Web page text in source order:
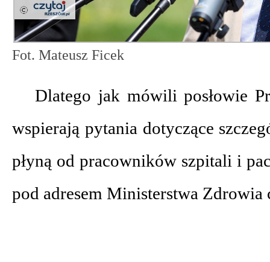
Fot. Mateusz Ficek
Dlatego jak mówili posłowie
wspierają pytania dotyczące
płyną od pracowników szpitali i
pod adresem Ministerstwa Zdrowia